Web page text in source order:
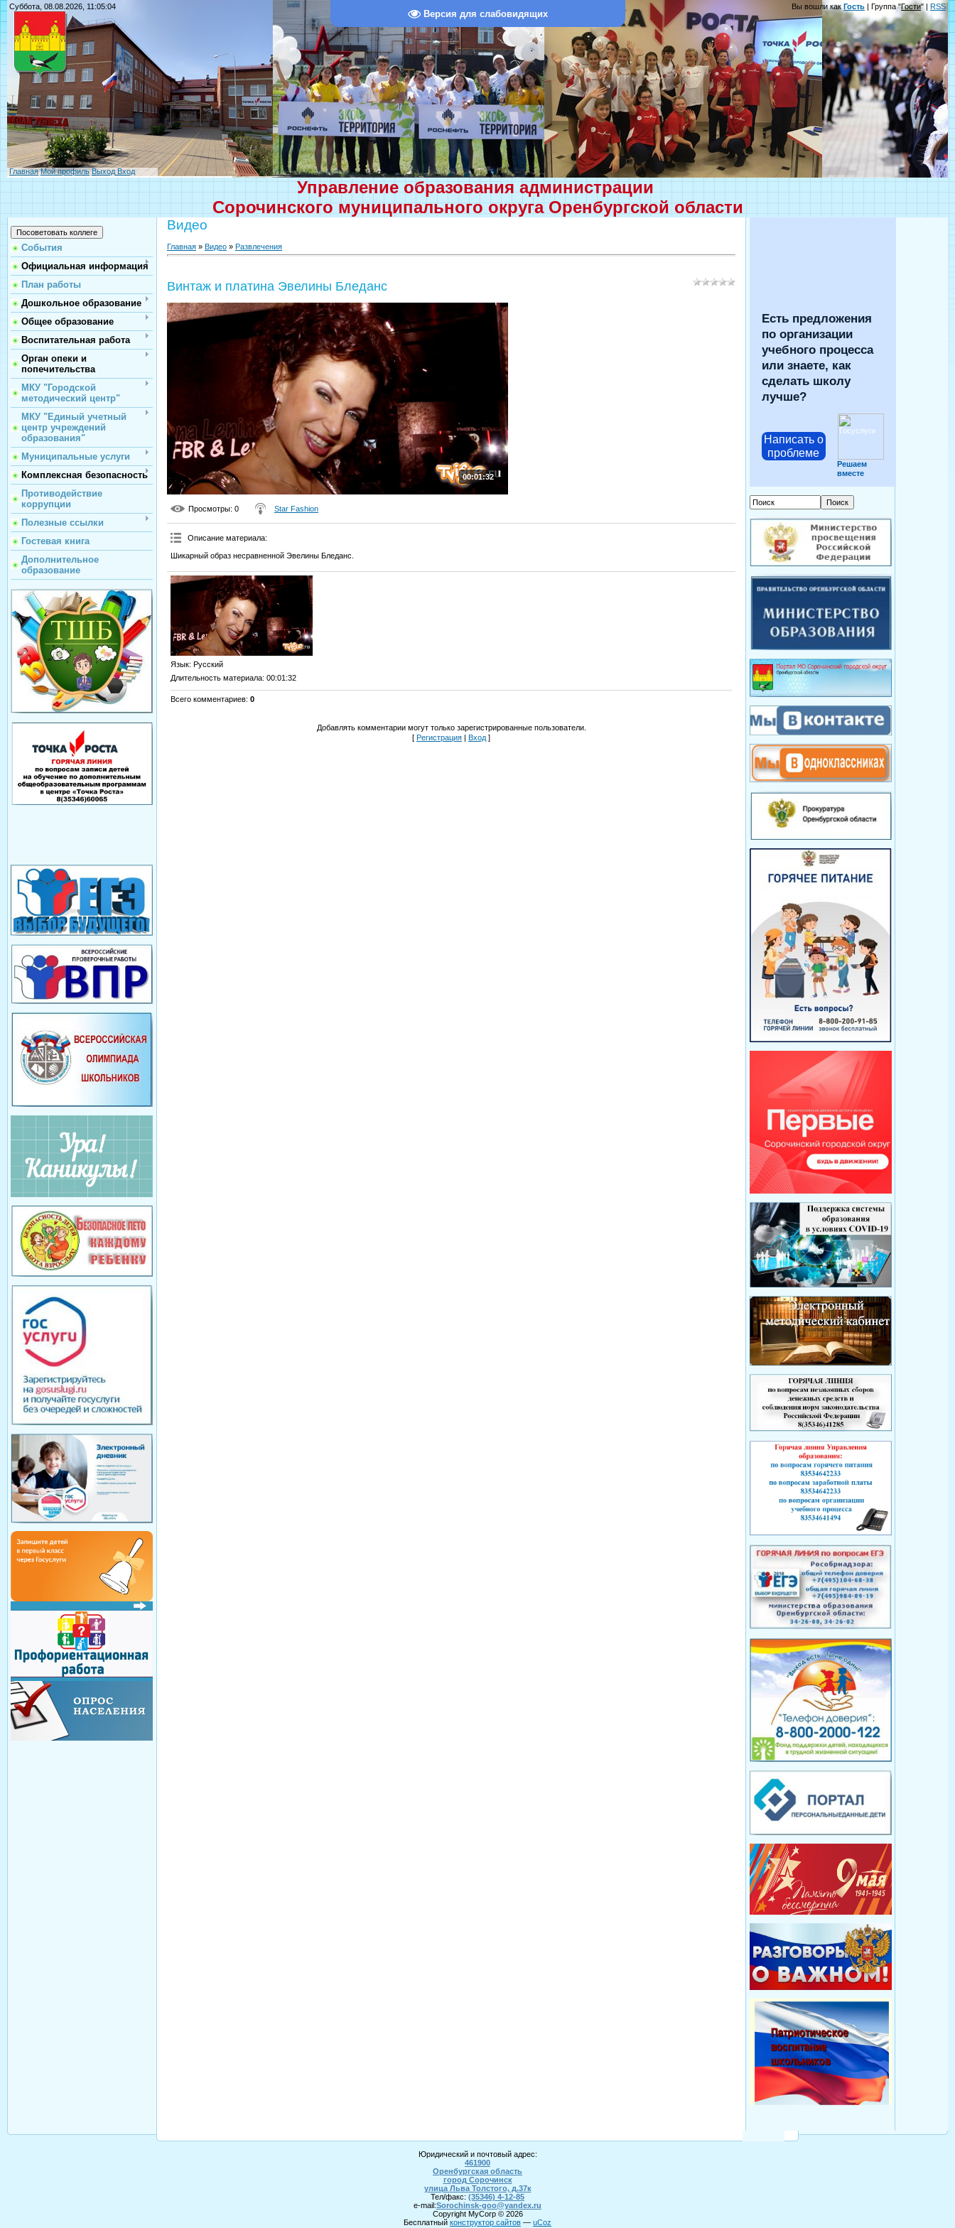
Версия для слабовидящих
Суббота, 08.08.2026, 11:05:04 Вы вошли какГость | Группа "Гости" | RSS
Главная Мой профиль Выход Вход
Управление образования администрации
Сорочинского муниципального округа Оренбургской области
События
Официальная информация
План работы
Дошкольное образование
Общее образование
Воспитательная работа
Орган опеки и
попечительства
МКУ "Городской
методический центр"
МКУ "Единый учетный
центр учреждений
образования"
Муниципальные услуги
Комплексная безопасность
Противодействие
коррупции
Полезные ссылки
Гостевая книга
Дополнительное
образование
Видео
Главная » Видео » Развлечения
Винтаж и платина Эвелины Бледанс
00:01:32
Просмотры: 0 Star Fashion
Описание материала:
Шикарный образ несравненной Эвелины Бледанс.
Язык: Русский
Длительность материала: 00:01:32
Всего комментариев: 0
Добавлять комментарии могут только зарегистрированные пользователи.
[ Регистрация | Вход ]
Есть предложения
по организации
учебного процесса
или знаете, как
сделать школу
лучше?
Написать о
проблеме
Решаем
вместе
Юридический и почтовый адрес:
461900
Оренбургская область
город Сорочинск
улица Льва Толстого, д.37к
Тел/факс: (35346) 4-12-85
e-mail:Sorochinsk-goo@yandex.ru
Copyright MyCorp © 2026
Бесплатный конструктор сайтов — uCoz